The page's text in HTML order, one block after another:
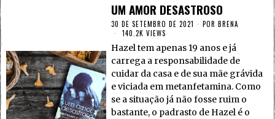
UM AMOR DESASTROSO
30 DE SETEMBRO DE 2021 PORBRENA
140.2K VIEWS
Hazel tem apenas 19 anos e já
carrega a responsabilidade de
cuidar da casa e de sua mãe grávida
e viciada em metanfetamina. Como
se a situação já não fosse ruim o
bastante, o padrasto de Hazel é o